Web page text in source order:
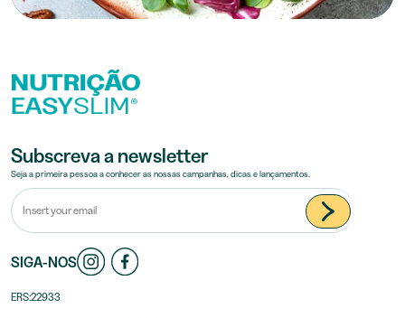
Subscreva a newsletter
Seja a primeira pessoa a conhecer as nossas campanhas, dicas e lançamentos.
SIGA-NOS
ERS:22933